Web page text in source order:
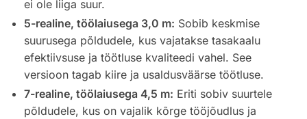
ei ole liiga suur.
5-realine, töölaiusega 3,0 m: Sobib keskmise
suurusega põldudele, kus vajatakse tasakaalu
efektiivsuse ja töötluse kvaliteedi vahel. See
versioon tagab kiire ja usaldusväärse töötluse.
7-realine, töölaiusega 4,5 m: Eriti sobiv suurtele
põldudele, kus on vajalik kõrge tööjõudlus ja